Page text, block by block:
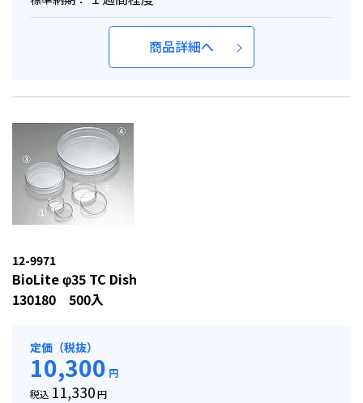
商品詳細へ
12-9971
BioLite φ35 TC Dish
130180 500入
定価（税抜）
10,300 円
税込 11,330円